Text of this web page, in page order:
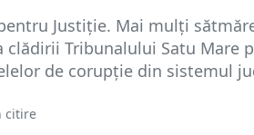
Justiție. Mai mulți
clădirii Tribunalului Satu Mare
de corupție din sistemul
citire